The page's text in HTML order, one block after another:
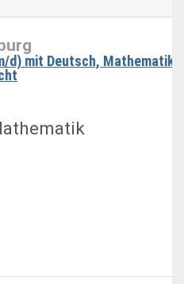
d) mit Deutsch, Mathematik